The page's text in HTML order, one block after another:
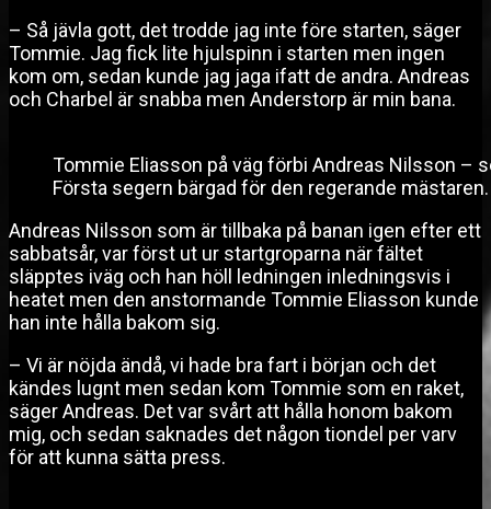
– Så jävla gott, det trodde jag inte före starten, säger
Tommie. Jag fick lite hjulspinn i starten men ingen
kom om, sedan kunde jag jaga ifatt de andra. Andreas
och Charbel är snabba men Anderstorp är min bana.
Tommie Eliasson på väg förbi Andreas Nilsson –
Första segern bärgad för den regerande
Andreas Nilsson som är tillbaka på banan igen efter ett
sabbatsår, var först ut ur startgroparna när fältet
släpptes iväg och han höll ledningen inledningsvis i
heatet men den anstormande Tommie Eliasson kunde
han inte hålla bakom sig.
– Vi är nöjda ändå, vi hade bra fart i början och det
kändes lugnt men sedan kom Tommie som en raket,
säger Andreas. Det var svårt att hålla honom bakom
mig, och sedan saknades det någon tiondel per varv
för att kunna sätta press.